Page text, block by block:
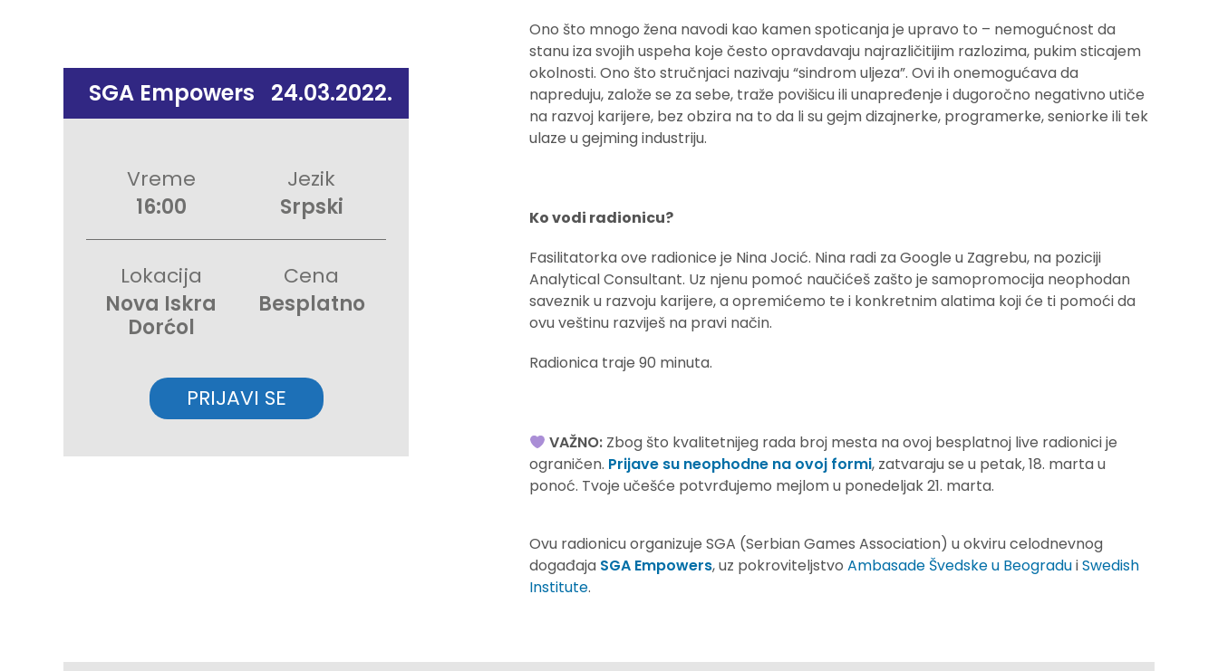
SGA Empowers 24.03.2022.
Vreme
16:00
Jezik
Srpski
Lokacija
Nova Iskra
Dorćol
Cena
Besplatno
PRIJAVI SE
Ono što mnogo žena navodi kao kamen spoticanja je upravo to – nemogućnost da
stanu iza svojih uspeha koje često opravdavaju najrazličitijim razlozima, pukim sticajem
okolnosti. Ono što stručnjaci nazivaju “sindrom uljeza”. Ovi ih onemogućava da
napreduju, založe se za sebe, traže povišicu ili unapređenje i dugoročno negativno utiče
na razvoj karijere, bez obzira na to da li su gejm dizajnerke, programerke, seniorke ili tek
ulaze u gejming industriju.
Ko vodi radionicu?
Fasilitatorka ove radionice je Nina Jocić. Nina radi za Google u Zagrebu, na poziciji
Analytical Consultant. Uz njenu pomoć naučićeš zašto je samopromocija neophodan
saveznik u razvoju karijere, a opremićemo te i konkretnim alatima koji će ti pomoći da
ovu veštinu razviješ na pravi način.
Radionica traje 90 minuta.
VAŽNO: Zbog što kvalitetnijeg rada broj mesta na ovoj besplatnoj live radionici je
ograničen. Prijave su neophodne na ovoj formi, zatvaraju se u petak, 18. marta u
ponoć. Tvoje učešće potvrđujemo mejlom u ponedeljak 21. marta.
Ovu radionicu organizuje SGA (Serbian Games Association) u okvirucelodnevnog
događaja SGA Empowers, uz pokroviteljstvoAmbasade Švedske u BeograduiSwedish
Institute.